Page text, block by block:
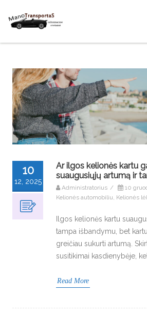
10
12, 2025
Ar ilgos kelionės kartu
suaugusiųjų artumą ir
Administratorius / 10
Kelionės automobiliu Kelionės
Ilgos kelionės kartu
tampa išbandymu, bet
greičiau sukurti artumą.
susitikimai kasdienybėje,
Read More